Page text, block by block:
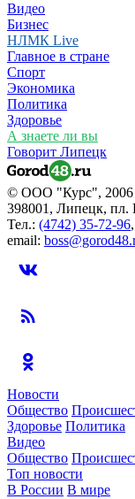
Видео
Бизнес
НЛМК Live
Главное в стране
Спорт
Экономика
Политика
Здоровье
А знаете ли вы
Говорит Липецк
© ООО "Курс", 2006
398001, Липецк, пл.
Тел.: (4742) 35-72-96,
email:
Новости
Общество
Здоровье Политика
Видео
Общество
Топ новости
В России В мире